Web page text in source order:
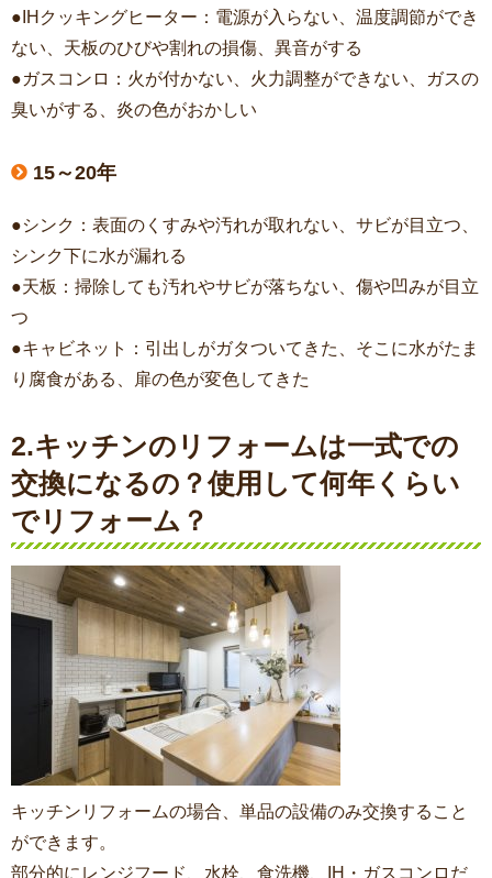
●IHクッキングヒーター：電源が入らない、温度調節ができ
ない、天板のひびや割れの損傷、異音がする
●ガスコンロ：火が付かない、火力調整ができない、ガスの
臭いがする、炎の色がおかしい
15～20年
●シンク：表面のくすみや汚れが取れない、サビが目立つ、
シンク下に水が漏れる
●天板：掃除しても汚れやサビが落ちない、傷や凹みが目立
つ
●キャビネット：引出しがガタついてきた、そこに水がたま
り腐食がある、扉の色が変色してきた
2.キッチンのリフォームは一式での
交換になるの？使用して何年くらい
でリフォーム？
キッチンリフォームの場合、単品の設備のみ交換すること
ができます。
部分的にレンジフード、水栓、食洗機、IH・ガスコンロだ